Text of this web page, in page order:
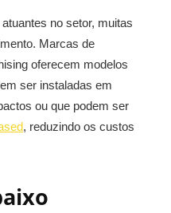
no setor, muitas
Marcas de
oferecem modelos
ser instaladas em
ou que podem ser
, reduzindo os custos